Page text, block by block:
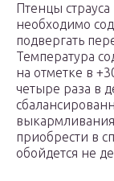
Птенцы
необходимо
подвергать
Температура
на отметке в
четыре раза в
приобрести в
обойдется не